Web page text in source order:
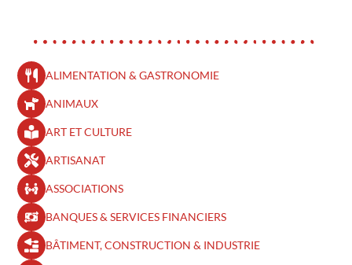
ALIMENTATION & GASTRONOMIE
ANIMAUX
ART ET CULTURE
ARTISANAT
ASSOCIATIONS
BANQUES & SERVICES FINANCIERS
BÂTIMENT, CONSTRUCTION & INDUSTRIE